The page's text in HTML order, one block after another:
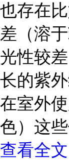
也存在
差（溶
光性较
长的紫
在室外
色）这
查看全